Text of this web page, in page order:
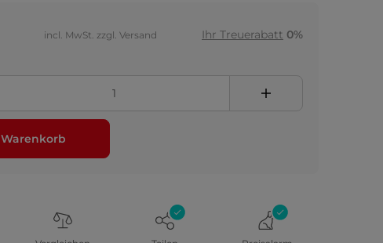
incl. MwSt. zzgl. Versand Ihr Treuerabatt 0%
Warenkorb